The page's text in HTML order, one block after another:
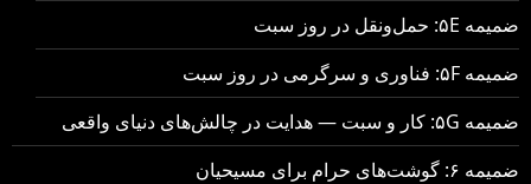
ضمیمه ۵E: حمل‌ونقل در روز سبت
ضمیمه ۵F: فناوری و سرگرمی در روز سبت
ضمیمه ۵G: کار و سبت — هدایت در چالش‌های دنیای واقعی
ضمیمه ۶: گوشت‌های حرام برای مسیحیان